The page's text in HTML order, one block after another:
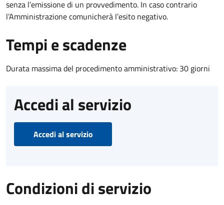
senza l’emissione di un provvedimento. In caso contrario
l’Amministrazione comunicherà l’esito negativo.
Tempi e scadenze
Durata massima del procedimento amministrativo: 30 giorni
Accedi al servizio
Accedi al servizio
Condizioni di servizio